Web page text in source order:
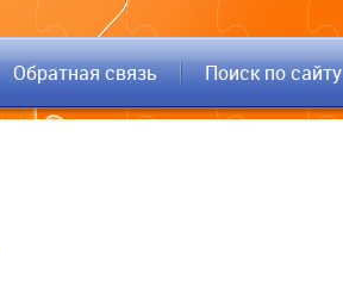
Обратная связь Поиск по сайту